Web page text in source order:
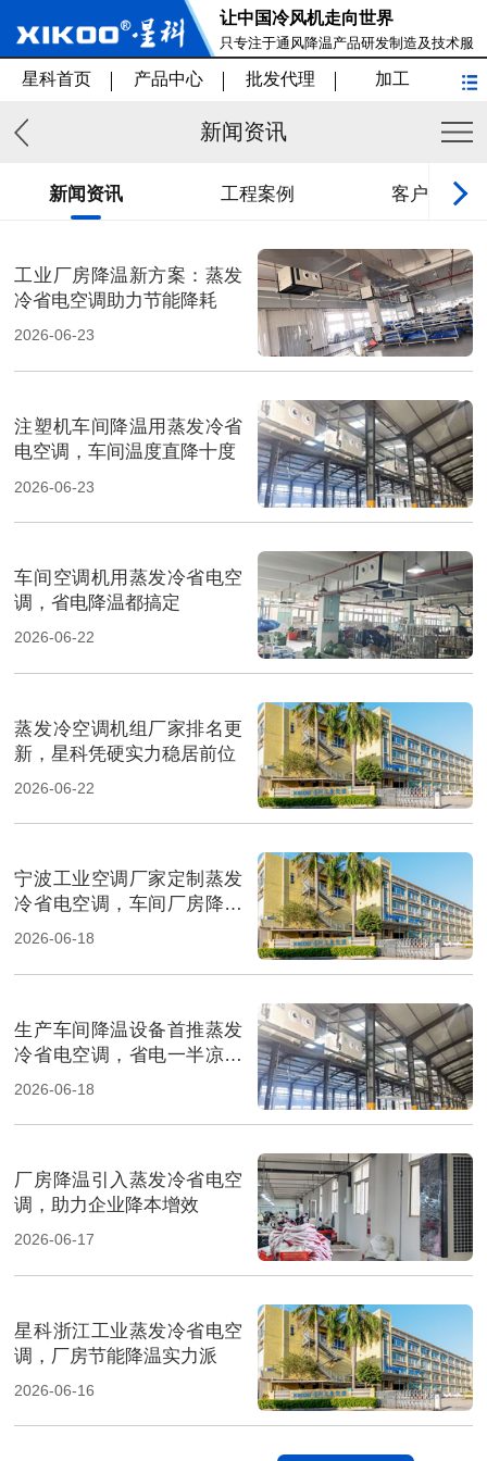
让中国冷风机走向世界
只专注于通风降温产品研发制造及技术服
务
星科首页 产品中心 批发代理 加工
新闻资讯
新闻资讯 工程案例 客户见证
工业厂房降温新方案：蒸发
冷省电空调助力节能降耗
2026-06-23
注塑机车间降温用蒸发冷省
电空调，车间温度直降十度
2026-06-23
车间空调机用蒸发冷省电空
调，省电降温都搞定
2026-06-22
蒸发冷空调机组厂家排名更
新，星科凭硬实力稳居前位
2026-06-22
宁波工业空调厂家定制蒸发
冷省电空调，车间厂房降温
省电
2026-06-18
生产车间降温设备首推蒸发
冷省电空调，省电一半凉快
翻倍
2026-06-18
厂房降温引入蒸发冷省电空
调，助力企业降本增效
2026-06-17
星科浙江工业蒸发冷省电空
调，厂房节能降温实力派
2026-06-16